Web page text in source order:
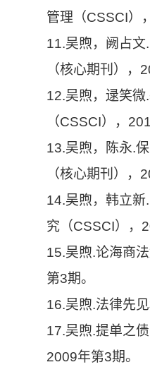
管理（CSSCI）
11.吴煦，阙占
（核心期刊），
12.吴煦，逯笑
（CSSCI），
13.吴煦，陈永.
（核心期刊），
14.吴煦，韩立
究（CSSCI），
15.吴煦.论海商
第3期。
16.吴煦.法律先
17.吴煦.提单之
2009年第3期。